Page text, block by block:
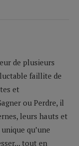
de plusieurs
faillite de
et
ou Perdre, il
leurs hauts et
qu’une
tout en